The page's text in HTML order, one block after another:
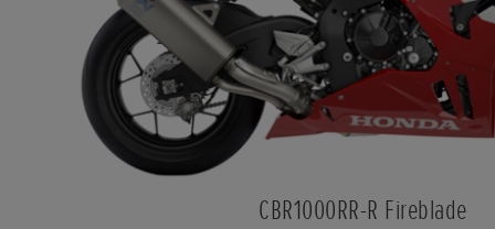
CBR1000RR-R Fireblade